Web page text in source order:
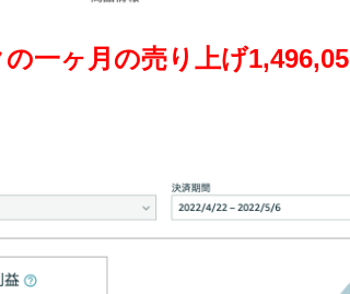
一ヶ月の売り上げ